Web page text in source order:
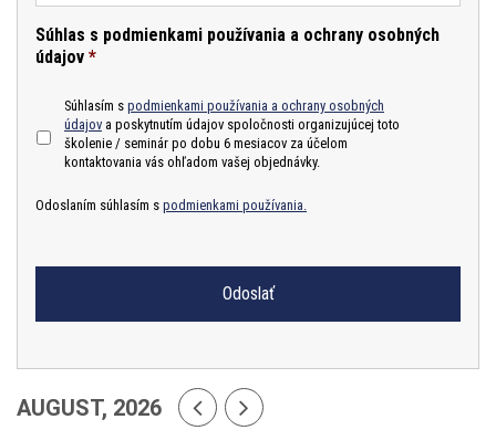
Súhlas s podmienkami používania a ochrany osobných
údajov *
Súhlasím s podmienkami používania a ochrany osobných
údajov a poskytnutím údajov spoločnosti organizujúcej toto
školenie / seminár po dobu 6 mesiacov za účelom
kontaktovania vás ohľadom vašej objednávky.
Odoslaním súhlasím s podmienkami používania.
AUGUST, 2026